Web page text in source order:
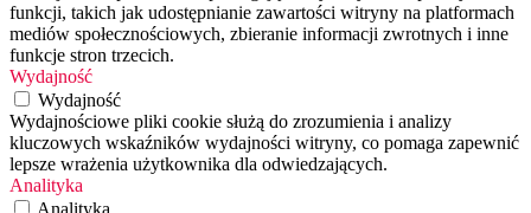
funkcji, takich jak udostępnianie zawartości witryny na platformach
mediów społecznościowych, zbieranie informacji zwrotnych i inne
funkcje stron trzecich.
Wydajność
Wydajność
Wydajnościowe pliki cookie służą do zrozumienia i analizy
kluczowych wskaźników wydajności witryny, co pomaga zapewnić
lepsze wrażenia użytkownika dla odwiedzających.
Analityka
Analityka